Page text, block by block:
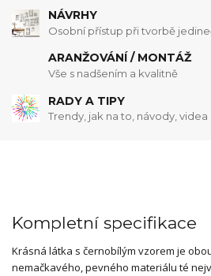
NÁVRHY
Osobní přístup při tvorbě
ARANŽOVÁNÍ / MONTÁŽ
Vše s nadšením a kvalitně
RADY A TIPY
Trendy, jak na to, návody, videa
Kompletní specifikace
Krásná látka s černobílým vzorem je
nemačkavého, pevného materiálu té